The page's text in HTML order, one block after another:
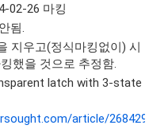
02-26 마킹
됨.
지우고(정식마킹없이) 시
했을 것으로 추정함.
latch with 3-state
article/